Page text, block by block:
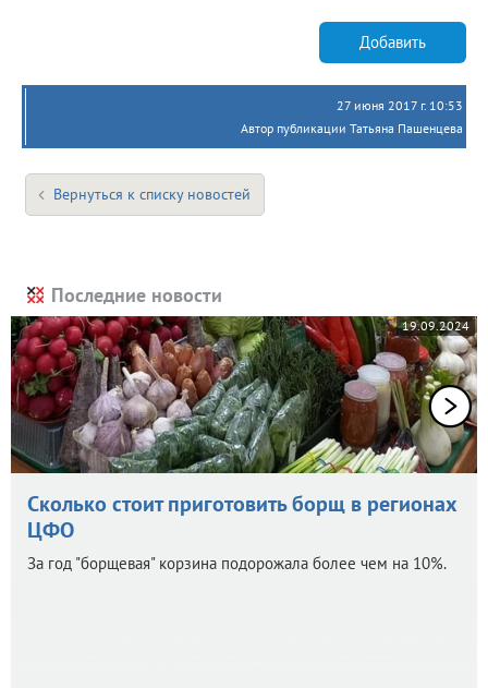
Добавить
27 июня 2017 г. 10:53
Автор публикации Татьяна Пашенцева
Вернуться к списку новостей
Последние новости
19.09.2024
Сколько стоит приготовить борщ в регионах
ЦФО
За год "борщевая" корзина подорожала более чем на 10%.